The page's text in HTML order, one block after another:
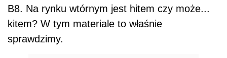
B8. Na rynku wtórnym jest hitem czy może...
kitem? W tym materiale to właśnie
sprawdzimy.